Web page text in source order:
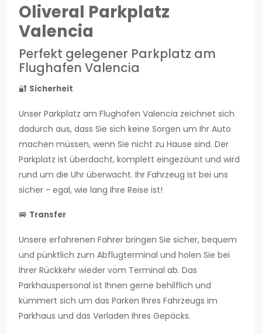
Oliveral Parkplatz
Valencia
Perfekt gelegener Parkplatz am
Flughafen Valencia
🔐 Sicherheit
Unser Parkplatz am Flughafen Valencia zeichnet sich
dadurch aus, dass Sie sich keine Sorgen um Ihr Auto
machen müssen, wenn Sie nicht zu Hause sind. Der
Parkplatz ist überdacht, komplett eingezäunt und wird
rund um die Uhr überwacht. Ihr Fahrzeug ist bei uns
sicher - egal, wie lang Ihre Reise ist!
🚐 Transfer
Unsere erfahrenen Fahrer bringen Sie sicher, bequem
und pünktlich zum Abflugterminal und holen Sie bei
Ihrer Rückkehr wieder vom Terminal ab. Das
Parkhauspersonal ist Ihnen gerne behilflich und
kümmert sich um das Parken Ihres Fahrzeugs im
Parkhaus und das Verladen Ihres Gepäcks.